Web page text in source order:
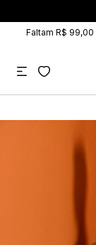
Faltam R$